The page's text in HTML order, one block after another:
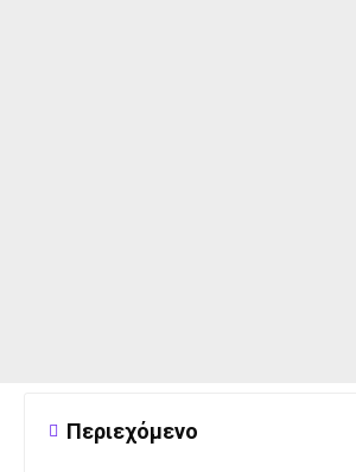
Περιεχόμενο